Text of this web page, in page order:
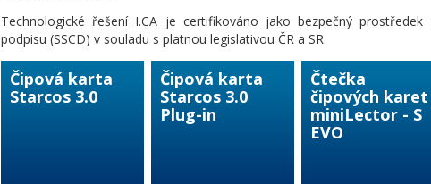
Technologické řešení I.CA je certifikováno jako bezpečný
podpisu (SSCD) v souladu s platnou legislativou ČR a SR.
Čipová karta
Starcos 3.0
Čipová karta
Starcos 3.0
Plug-in
Čtečka
čipových karet
miniLector - S
EVO